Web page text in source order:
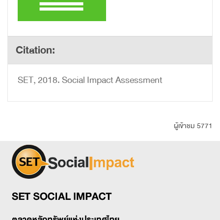
Citation:
SET, 2018. Social Impact Assessment
ผู้เข้าชม 5771